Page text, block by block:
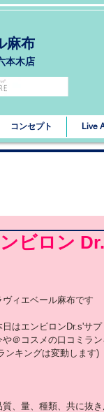
麻布
本木店
コンセプト Live
ビロン
ヴィエベール麻布です
日はエンビロンDr.s'サ
や＠コスメの口コミラ
ンキングは変動します)
質、量、種類、共に抜き